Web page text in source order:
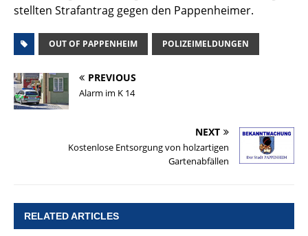
stellten Strafantrag gegen den Pappenheimer.
OUT OF PAPPENHEIM POLIZEIMELDUNGEN
PREVIOUS
Alarm im K 14
NEXT
Kostenlose Entsorgung von holzartigen
Gartenabfällen
RELATED ARTICLES